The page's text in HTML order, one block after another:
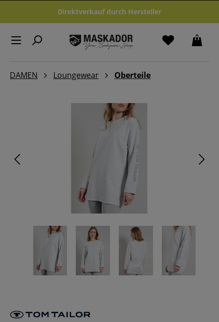
Zum Hauptinhalt springenDirektverkauf durch Hersteller
DAMEN Loungewear Oberteile